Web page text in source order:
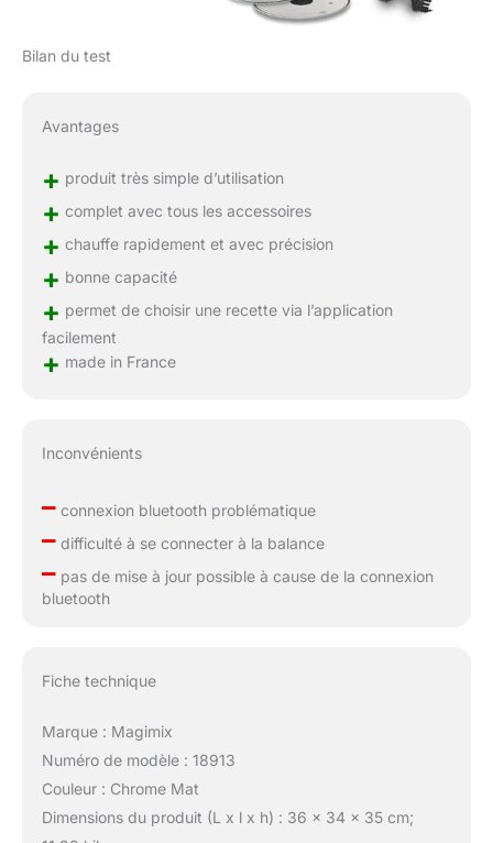
Bilan du test
Avantages
+ produit très simple d’utilisation
+ complet avec tous les accessoires
+ chauffe rapidement et avec précision
+ bonne capacité
+ permet de choisir une recette via l’application
facilement
+ made in France
Inconvénients
–connexion bluetooth problématique
–difficulté à se connecter à la balance
–pas de mise à jour possible à cause de la connexion
bluetooth
Fiche technique
Marque : Magimix
Numéro de modèle : 18913
Couleur : Chrome Mat
Dimensions du produit (L x l x h) : 36 x 34 x 35 cm;